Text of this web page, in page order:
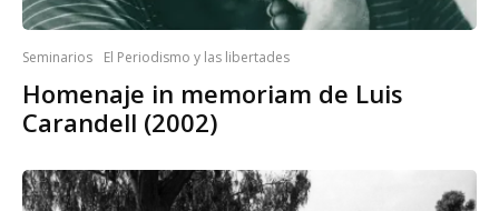
Seminarios El Periodismo y las libertades
Homenaje in memoriam de Luis
Carandell (2002)